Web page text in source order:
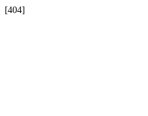
[404]